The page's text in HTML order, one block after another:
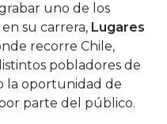
uno de los
su carrera, Lugares
recorre Chile,
pobladores de
la oportunidad de
parte del público.